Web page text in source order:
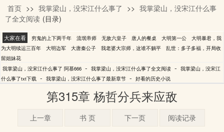
阿慕666
首页 >> 我掌梁山，没宋江什么事了 >> 我掌梁山，没宋江什么事
了全文阅读 (目录)
大家在看 穷鬼的上下两千年 流氓帝师 无敌六皇子 唐人的餐桌 大明第一公
大明暴君，我
为大明续运三百年
大明边军 大唐秦公子 我老婆大宗师，这谁不躺平
乱世：多子多福，开局收
留姐妹花
我掌梁山，没宋江什么事了 阿慕666 - 我掌梁山，没宋江什么事了全文阅读 - 我掌梁山，没宋江
什么事了txt下载 - 我掌梁山，没宋江什么事了最新章节 - 好看的历史小说
第315章 杨哲分兵来应敌
上一章 书 页 下一页 阅读记录